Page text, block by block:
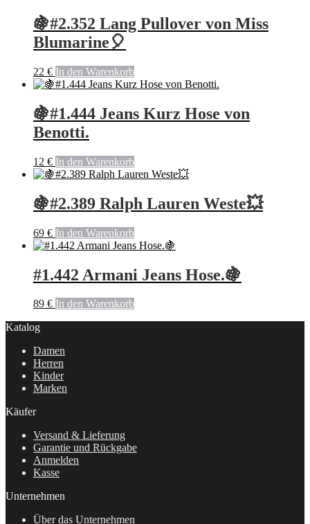
🍇#2.352 Lang Pullover von Miss
Blumarine🎈
22 € In den Warenkorb
🍇#1.444 Jeans Kurz Hose von
Benotti.
12 € In den Warenkorb
🍇#2.389 Ralph Lauren Weste💥
69 € In den Warenkorb
#1.442 Armani Jeans Hose.🍇
89 € In den Warenkorb
Katalog
Damen
Herren
Kinder
Marken
Käufer
Versand & Lieferung
Garantie und Rückgabe
Anmelden
Kasse
Unternehmen
Über das Unternehmen